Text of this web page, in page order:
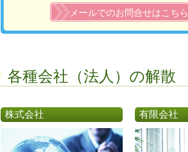
メールでのお問合せはこちら
各種会社（法人）の解散
株式会社 有限会社